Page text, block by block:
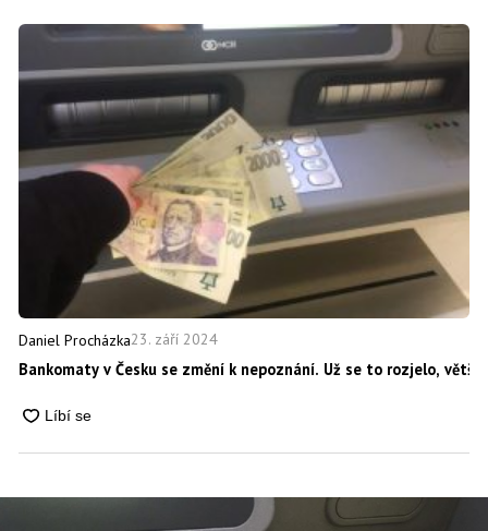
Daniel Procházka23. září 2024
Bankomaty v Česku se změní k nepoznání. Už se to rozjelo,